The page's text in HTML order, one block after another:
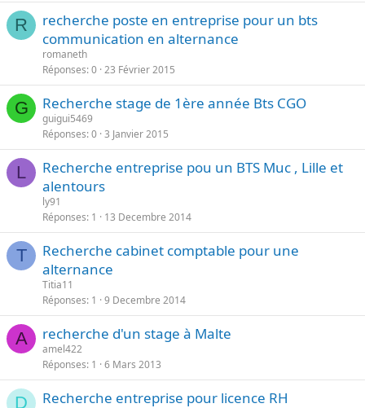
R
recherche poste en entreprise pour un bts
communication en alternance
romaneth
Réponses 0 23 Février 2015
G Recherche stage de 1ère année Bts CGO
guigui5469
Réponses 0 3 Janvier 2015
L
Recherche entreprise pou un BTS Muc , Lille et
alentours
ly91
Réponses 1 13 Decembre 2014
T
Recherche cabinet comptable pour une
alternance
Titia11
Réponses 1 9 Decembre 2014
A recherche d'un stage à Malte
amel422
Réponses 1 6 Mars 2013
D
Recherche entreprise pour licence RH